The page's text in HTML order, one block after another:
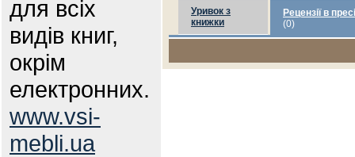
для всіх
видів книг,
окрім
електронних.
www.vsi-
mebli.ua
Уривок з
книжки
Рецензії в пресі
(0)